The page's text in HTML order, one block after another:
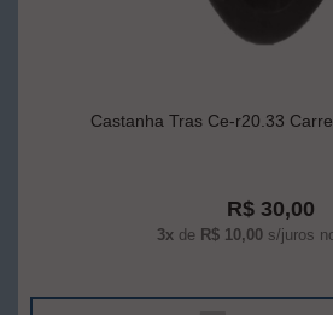
Castanha Tras Ce-r20.33
R$ 30,00
3xde R$ 10,00s/juros